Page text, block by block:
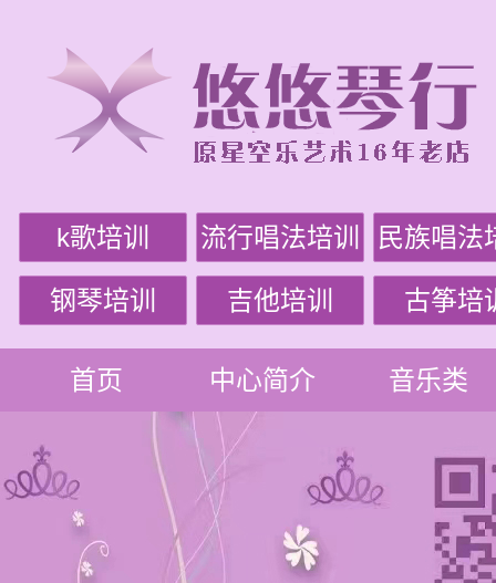
k歌培训 流行唱法培训 民族唱法
钢琴培训 吉他培训 古筝培
首页 中心简介 音乐类